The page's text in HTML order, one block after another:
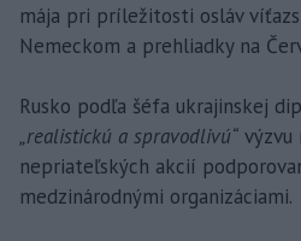
mája pri príležitosti osláv
Nemeckom a prehliadky na
Rusko podľa šéfa ukrajinskej
„realistickú a spravodlivú“ výzvu
nepriateľských akcií
medzinárodnými organizáciami.